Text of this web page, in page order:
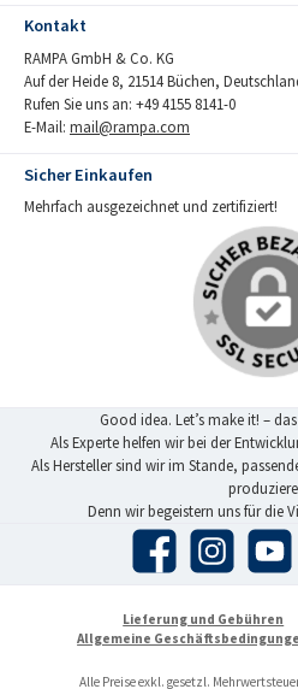
Kontakt
RAMPA GmbH & Co. KG
Auf der Heide 8, 21514 Büchen,
Rufen Sie uns an: +49 4155 8141-0
E-Mail: mail@rampa.com
Sicher Einkaufen
Mehrfach ausgezeichnet und zertifiziert!
Good idea. Let’s make it! –
Als Experte helfen wir bei der
Als Hersteller sind wir im Stande,
Denn wir begeistern uns für die
Facebook Instagram YouTube
Lieferung und Gebühren
Allgemeine
Alle Preise exkl. gesetzl.